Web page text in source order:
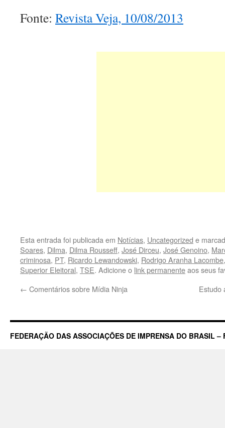
Fonte: Revista Veja, 10/08/2013
Esta entrada foi publicada em Notícias, Uncategorized e
Soares, Dilma, Dilma Rousseff, José Dirceu, José Genoino,
criminosa, PT, Ricardo Lewandowski, Rodrigo Aranha Lacombe
Superior Eleitoral, TSE. Adicione o link permanenteaos seus
← Comentários sobre Mídia Ninja Estudo
FEDERAÇÃO DAS ASSOCIAÇÕES DE IMPRENSA DO BRASIL –